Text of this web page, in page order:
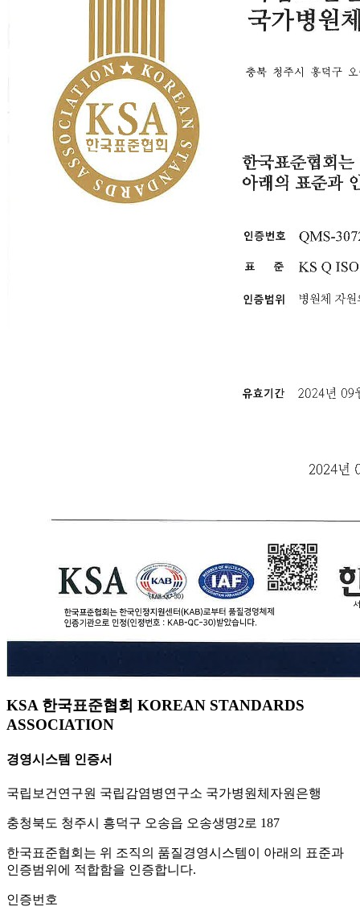
KSA 한국표준협회 KOREAN STANDARDS
ASSOCIATION
경영시스템 인증서
국립보건연구원 국립감염병연구소 국가병원체자원은행
충청북도 청주시 흥덕구 오송읍 오송생명2로 187
한국표준협회는 위 조직의 품질경영시스템이 아래의 표준과
인증범위에 적합함을 인증합니다.
인증번호